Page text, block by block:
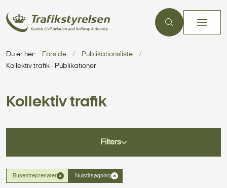
Du er her: Forside
Publikationsliste
Kollektiv trafik - Publikationer
Kollektiv trafik
Filters
Busentreprenører Nulstil søgning